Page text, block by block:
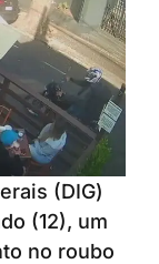
(DIG)
(12), um
no roubo